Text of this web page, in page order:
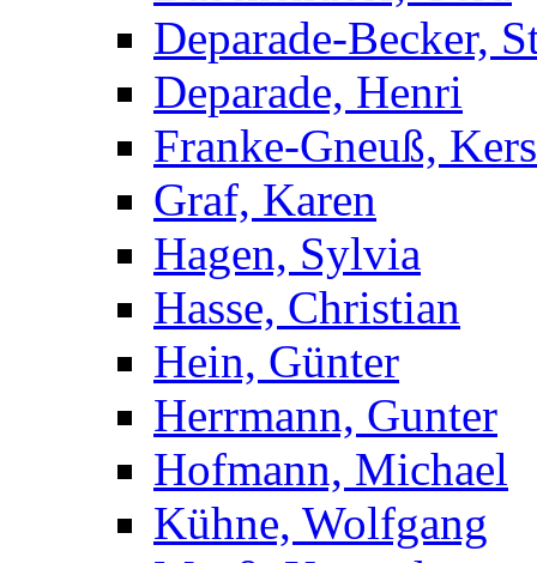
Deparade-Becker,
Deparade, Henri
Franke-Gneuß,
Graf, Karen
Hagen, Sylvia
Hasse, Christian
Hein, Günter
Herrmann, Gunter
Hofmann, Michael
Kühne, Wolfgang